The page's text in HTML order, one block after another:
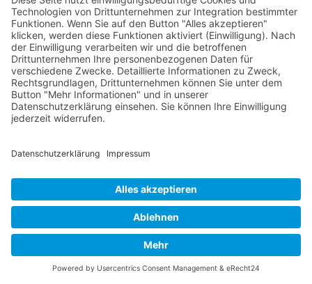
Wie erfolgt die Übergabe einer CMS-
Handwerkerseite?